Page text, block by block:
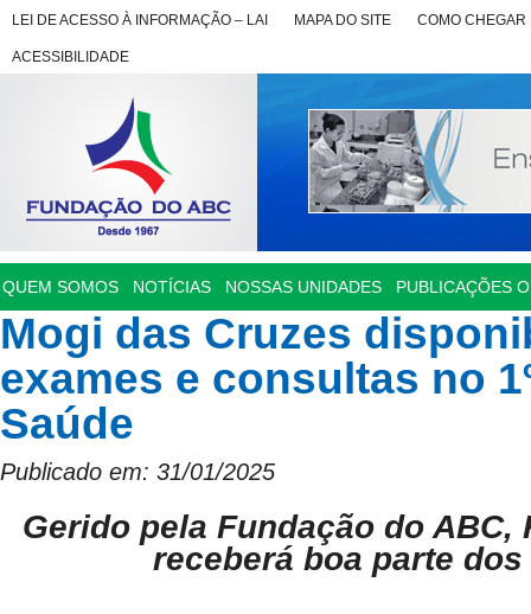
LEI DE ACESSO À INFORMAÇÃO – LAI MAPA DO SITE COMO CHEGAR
ACESSIBILIDADE
QUEM SOMOS NOTÍCIAS NOSSAS UNIDADES PUBLICAÇÕES
Mogi das Cruzes
exames e consultas no
Saúde
Publicado em: 31/01/2025
Gerido pela Fundação do
receberá boa parte